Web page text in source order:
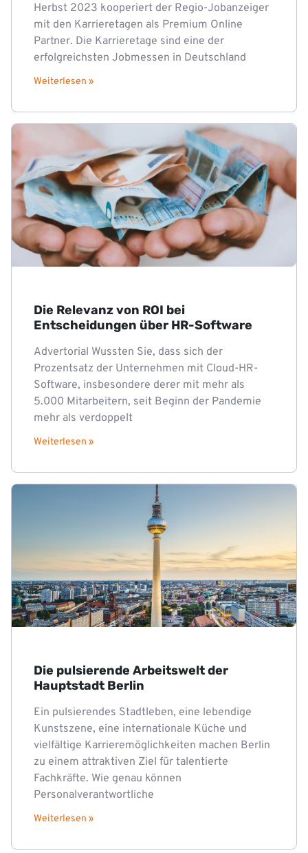
Herbst 2023 kooperiert der Regio-Jobanzeiger
mit den Karrieretagen als Premium Online
Partner. Die Karrieretage sind eine der
erfolgreichsten Jobmessen in Deutschland
Weiterlesen »
Die Relevanz von ROI bei
Entscheidungen über HR-Software
Advertorial Wussten Sie, dass sich der
Prozentsatz der Unternehmen mit Cloud-HR-
Software, insbesondere derer mit mehr als
5.000 Mitarbeitern, seit Beginn der Pandemie
mehr als verdoppelt
Weiterlesen »
Die pulsierende Arbeitswelt der
Hauptstadt Berlin
Ein pulsierendes Stadtleben, eine lebendige
Kunstszene, eine internationale Küche und
vielfältige Karrieremöglichkeiten machen Berlin
zu einem attraktiven Ziel für talentierte
Fachkräfte. Wie genau können
Personalverantwortliche
Weiterlesen »